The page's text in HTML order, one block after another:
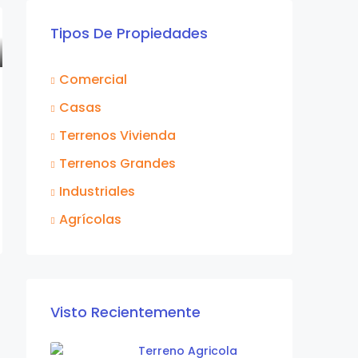
Tipos De Propiedades
Comercial
Casas
Terrenos Vivienda
Terrenos Grandes
Industriales
Agrícolas
Visto Recientemente
Terreno Agricola